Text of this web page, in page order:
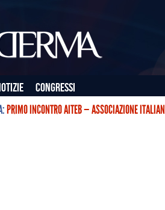
Congressi
PRIMO INCONTRO AITEB — ASSOCIAZIONE